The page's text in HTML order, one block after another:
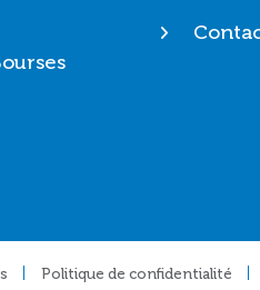
Politique de confidentialité